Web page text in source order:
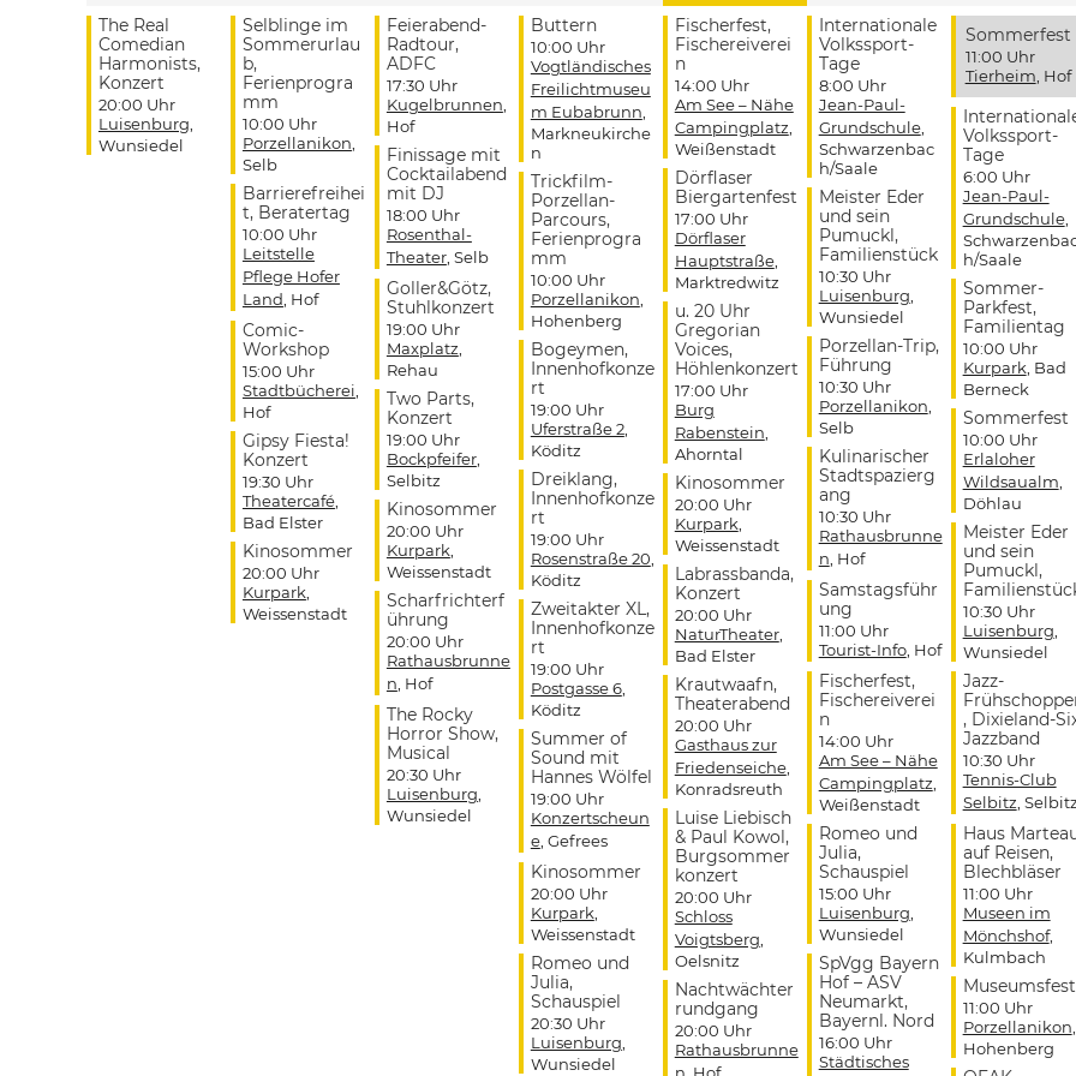
The Real
Comedian
Harmonists,
Konzert
20:00 Uhr
Luisenburg
Wunsiedel
Selblinge im
Sommerurlau
b,
Ferienprogra
mm
10:00 Uhr
Porzellanikon
Selb
Barrierefreihei
t, Beratertag
10:00 Uhr
Leitstelle
Pflege Hofer
Land , Hof
Comic-
Workshop
15:00 Uhr
Stadtbücherei
Hof
Gipsy Fiesta!
Konzert
19:30 Uhr
Theatercafé,
Bad Elster
Kinosommer
20:00 Uhr
Kurpark
Weissenstadt
Feierabend-
Radtour,
ADFC
17:30 Uhr
Kugelbrunnen
Hof
Finissage mit
Cocktailabend
mit DJ
18:00 Uhr
Rosenthal-
Theater, Selb
Goller&Götz,
Stuhlkonzert
19:00 Uhr
Maxplatz
Rehau
Two Parts,
Konzert
19:00 Uhr
Bockpfeifer,
Selbitz
Kinosommer
20:00 Uhr
Kurpark
Weissenstadt
Scharfrichterf
ührung
20:00 Uhr
Rathausbrunne
n , Hof
The Rocky
Horror Show,
Musical
20:30 Uhr
Luisenburg
Wunsiedel
Buttern
10:00 Uhr
Vogtländisches
Freilichtmuseu
m Eubabrunn
Markneukirche
n
Trickfilm-
Porzellan-
Parcours,
Ferienprogra
mm
10:00 Uhr
Porzellanikon
Hohenberg
Bogeymen,
Innenhofkonze
rt
19:00 Uhr
Uferstraße 2,
Köditz
Dreiklang,
Innenhofkonze
rt
19:00 Uhr
Rosenstraße 20
Köditz
Zweitakter XL,
Innenhofkonze
rt
19:00 Uhr
Postgasse 6,
Köditz
Summer of
Sound mit
Hannes Wölfel
19:00 Uhr
Konzertscheun
e, Gefrees
Kinosommer
20:00 Uhr
Kurpark
Weissenstadt
Romeo und
Julia,
Schauspiel
20:30 Uhr
Luisenburg
Wunsiedel
Fischerfest,
Fischereiverei
n
14:00 Uhr
Am See – Nähe
Campingplatz
Weißenstadt
Dörflaser
Biergartenfest
17:00 Uhr
Dörflaser
Hauptstraße,
Marktredwitz
u. 20 Uhr
Gregorian
Voices,
Höhlenkonzert
17:00 Uhr
Burg
Rabenstein
Ahorntal
Kinosommer
20:00 Uhr
Kurpark
Weissenstadt
Labrassbanda,
Konzert
20:00 Uhr
NaturTheater,
Bad Elster
Krautwaafn,
Theaterabend
20:00 Uhr
Gasthaus zur
Friedenseiche,
Konradsreuth
Luise Liebisch
& Paul Kowol,
Burgsommer
konzert
20:00 Uhr
Schloss
Voigtsberg
Oelsnitz
Nachtwächter
rundgang
20:00 Uhr
Rathausbrunne
Internationale
Volkssport-
Tage
8:00 Uhr
Jean-Paul-
Grundschule,
Schwarzenbac
h/Saale
Meister Eder
und sein
Pumuckl,
Familienstück
10:30 Uhr
Luisenburg
Wunsiedel
Porzellan-Trip,
Führung
10:30 Uhr
Porzellanikon
Selb
Kulinarischer
Stadtspazierg
ang
10:30 Uhr
Rathausbrunne
n , Hof
Samstagsführ
ung
11:00 Uhr
Tourist-Info, Hof
Fischerfest,
Fischereiverei
n
14:00 Uhr
Am See – Nähe
Campingplatz
Weißenstadt
Romeo und
Julia,
Schauspiel
15:00 Uhr
Luisenburg
Wunsiedel
SpVgg Bayern
Hof – ASV
Neumarkt,
Bayernl. Nord
16:00 Uhr
Städtisches
Sommerfest
11:00 Uhr
Tierheim , Hof
Volkssport-
Tage
6:00 Uhr
Jean-Paul-
Grundschule,
h/Saale
Sommer-
Parkfest,
Familientag
10:00 Uhr
Kurpark , Bad
Berneck
Sommerfest
10:00 Uhr
Erlaloher
Wildsaualm
Döhlau
Meister Eder
und sein
Pumuckl,
10:30 Uhr
Luisenburg
Wunsiedel
Jazz-
, Dixieland-
Jazzband
10:30 Uhr
Tennis-Club
Selbitz ,
Haus
auf Reisen,
Blechbläser
11:00 Uhr
Museen im
Mönchshof,
Kulmbach
Museumsfest
11:00 Uhr
Porzellanikon
Hohenberg